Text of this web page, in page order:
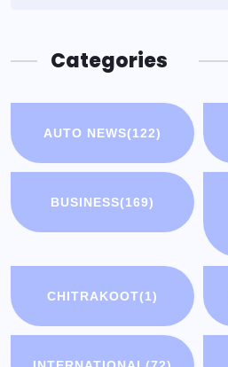
Categories
AUTO NEWS(122)
BUSINESS(169)
CHITRAKOOT(1)